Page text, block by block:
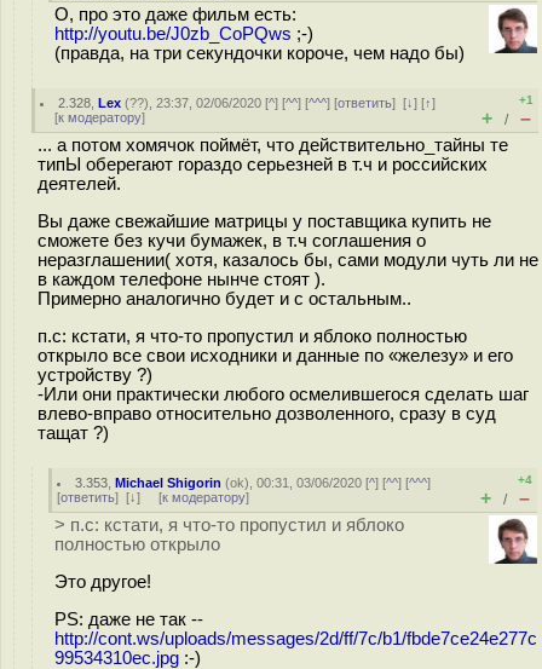
О, про это даже фильм есть:
http://youtu.be/J0zb_CoPQws ;-)
(правда, на три секундочки короче, чем надо бы)
2.328 ,Lex (??), 23:37, 02/06/2020 [^] [^^] [^^^] [ответить][↓] [↑]
[к модератору]
+1
+ / –
... а потом хомячок поймёт, что действительно_тайны те
типЫ оберегают гораздо серьезней в т.ч и российских
деятелей.
Вы даже свежайшие матрицы у поставщика купить не
сможете без кучи бумажек, в т.ч соглашения о
неразглашении( хотя, казалось бы, сами модули чуть ли не
в каждом телефоне нынче стоят ).
Примерно аналогично будет и с остальным..
п.с: кстати, я что-то пропустил и яблоко полностью
открыло все свои исходники и данные по «железу» и его
устройству ?)
-Или они практически любого осмелившегося сделать шаг
влево-вправо относительно дозволенного, сразу в суд
тащат ?)
3.353 ,Michael Shigorin (ok), 00:31, 03/06/2020 [^] [^^] [^^^]
[ответить] [↓] [к модератору]
+4
+ / –
> п.с: кстати, я что-то пропустил и яблоко
полностью открыло
Это другое!
PS: даже не так --
http://cont.ws/uploads/messages/2d/ff/7c/b1/fbde7ce24e277c
99534310ec.jpg :-)